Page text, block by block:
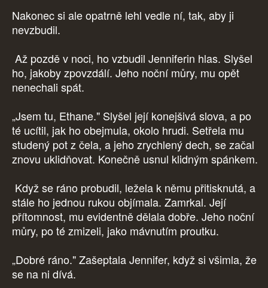
Nakonec si ale opatrně lehl vedle ní, tak, aby ji
nevzbudil.
Až pozdě v noci, ho vzbudil Jenniferin hlas. Slyšel
ho, jakoby zpovzdálí. Jeho noční můry, mu opět
nenechali spát.
„Jsem tu, Ethane." Slyšel její konejšivá slova, a po
té ucítil, jak ho obejmula, okolo hrudi. Setřela mu
studený pot z čela, a jeho zrychlený dech, se začal
znovu uklidňovat. Konečně usnul klidným spánkem.
Když se ráno probudil, ležela k němu přitisknutá, a
stále ho jednou rukou objímala. Zamrkal. Její
přítomnost, mu evidentně dělala dobře. Jeho noční
můry, po té zmizeli, jako mávnutím proutku.
„Dobré ráno." Zašeptala Jennifer, když si všimla, že
se na ni dívá.